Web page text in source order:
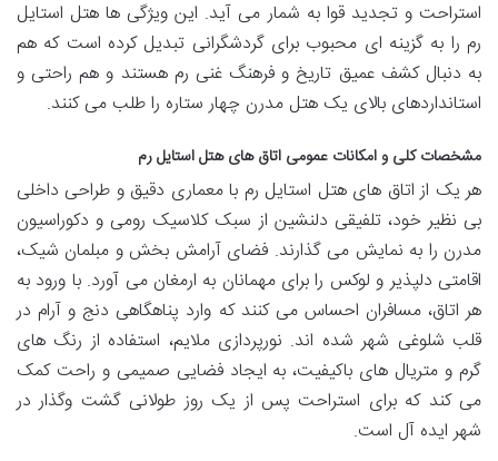
استراحت و تجدید قوا به شمار می آید. این ویژگی ها هتل استایل
رم را به گزینه ای محبوب برای گردشگرانی تبدیل کرده است که هم
به دنبال کشف عمیق تاریخ و فرهنگ غنی رم هستند و هم راحتی و
استانداردهای بالای یک هتل مدرن چهار ستاره را طلب می کنند.
مشخصات کلی و امکانات عمومی اتاق های هتل استایل رم
هر یک از اتاق های هتل استایل رم با معماری دقیق و طراحی داخلی
بی نظیر خود، تلفیقی دلنشین از سبک کلاسیک رومی و دکوراسیون
مدرن را به نمایش می گذارند. فضای آرامش بخش و مبلمان شیک،
اقامتی دلپذیر و لوکس را برای مهمانان به ارمغان می آورد. با ورود به
هر اتاق، مسافران احساس می کنند که وارد پناهگاهی دنج و آرام در
قلب شلوغی شهر شده اند. نورپردازی ملایم، استفاده از رنگ های
گرم و متریال های باکیفیت، به ایجاد فضایی صمیمی و راحت کمک
می کند که برای استراحت پس از یک روز طولانی گشت وگذار در
شهر ایده آل است.